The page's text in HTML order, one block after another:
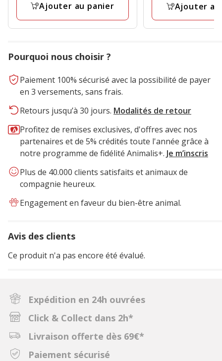
Ajouter au panier Ajouter
Pourquoi nous choisir ?
Paiement 100% sécurisé avec la possibilité de payer
en 3 versements, sans frais.
Retours jusqu’à 30 jours. Modalités de retour
Profitez de remises exclusives, d'offres avec nos
partenaires et de 5% crédités toute l'année grâce à
notre programme de fidélité Animalis+. Je m’inscris
Plus de 40.000 clients satisfaits et animaux de
compagnie heureux.
Engagement en faveur du bien-être animal.
Avis des clients
Ce produit n'a pas encore été évalué.
Expédition en 24h ouvrées
Click & Collect dans 2h*
Livraison offerte dès 69€*
Paiement sécurisé